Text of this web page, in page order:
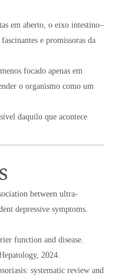
em aberto, o eixo intestino–
e promissoras da
focado apenas em
o organismo como um
daquilo que acontece
between ultra-
depressive symptoms.
function and disease.
2024.
systematic review and